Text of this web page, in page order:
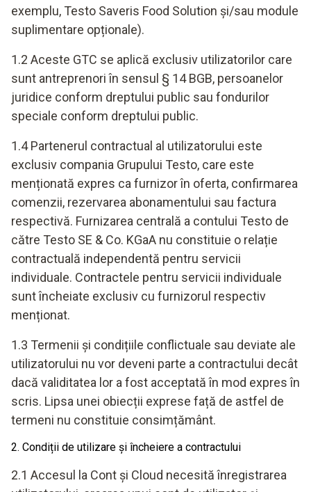
exemplu, Testo Saveris Food Solution și/sau module
suplimentare opționale).
1.2 Aceste GTC se aplică exclusiv utilizatorilor care
sunt antreprenori în sensul § 14 BGB, persoanelor
juridice conform dreptului public sau fondurilor
speciale conform dreptului public.
1.4 Partenerul contractual al utilizatorului este
exclusiv compania Grupului Testo, care este
menționată expres ca furnizor în oferta, confirmarea
comenzii, rezervarea abonamentului sau factura
respectivă. Furnizarea centrală a contului Testo de
către Testo SE & Co. KGaA nu constituie o relație
contractuală independentă pentru servicii
individuale. Contractele pentru servicii individuale
sunt încheiate exclusiv cu furnizorul respectiv
menționat.
1.3 Termenii și condițiile conflictuale sau deviate ale
utilizatorului nu vor deveni parte a contractului decât
dacă validitatea lor a fost acceptată în mod expres în
scris. Lipsa unei obiecții exprese față de astfel de
termeni nu constituie consimțământ.
2. Condiții de utilizare și încheiere a contractului
2.1 Accesul la Cont și Cloud necesită înregistrarea